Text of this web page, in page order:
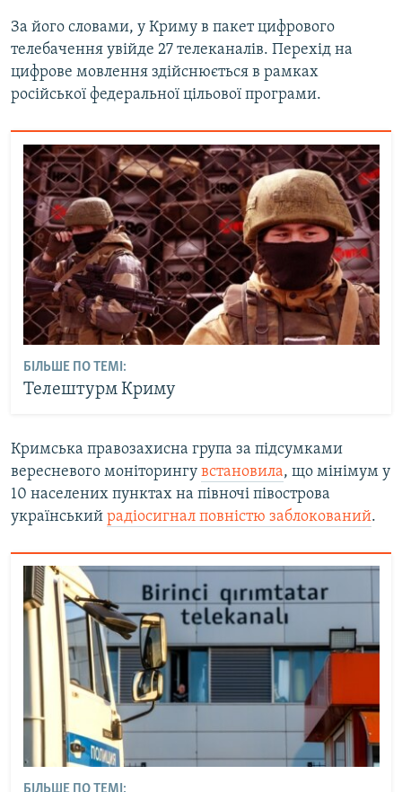
За його словами, у Криму в пакет цифрового
телебачення увійде 27 телеканалів. Перехід на
цифрове мовлення здійснюється в рамках
російської федеральної цільової програми.
БІЛЬШЕ ПО ТЕМІ:
Телештурм Криму
Кримська правозахисна група за підсумками
вересневого моніторингу встановила, що мінімум у
10 населених пунктах на півночі півострова
український радіосигнал повністю заблокований.
БІЛЬШЕ ПО ТЕМІ: